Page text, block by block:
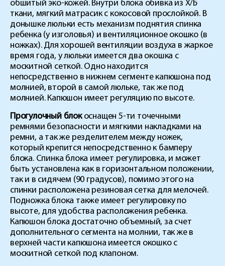
обшитый эко-кожей. Внутри блока обивка из Х/Б
ткани, мягкий матрасик с кокосовой прослойкой. В
донышке люльки есть механизм поднятия спинка
ребенка (у изголовья) и вентиляционное окошко (в
ножках). Для хорошей вентиляции воздуха в жаркое
время года, у люльки имеется два окошка с
москитной сеткой. Одно находится
непосредственно в нижнем сегменте капюшона под
молнией, второй в самой люльке, так же под
молнией. Капюшон имеет регуляцию по высоте.
Прогулочный блокоснащен 5-ти точечными
ремнями безопасности и мягкими накладками на
ремни, а так же резделителем между ножек,
который крепится непосредственно к бамперу
блока. Спинка блока имеет регулировка, и может
быть установлена как в горизонтальном положении,
так и в сидячем (90 градусов), помимо этого на
спинки расположена резиновая сетка для мелочей.
Подножка блока также имеет регулировку по
высоте, для удобства расположения ребенка.
Капюшон блока достаточно объемный, за счет
дополнительного сегмента на молнии, так же в
верхней части капюшона имеется окошко с
москитной сеткой под клапоном.